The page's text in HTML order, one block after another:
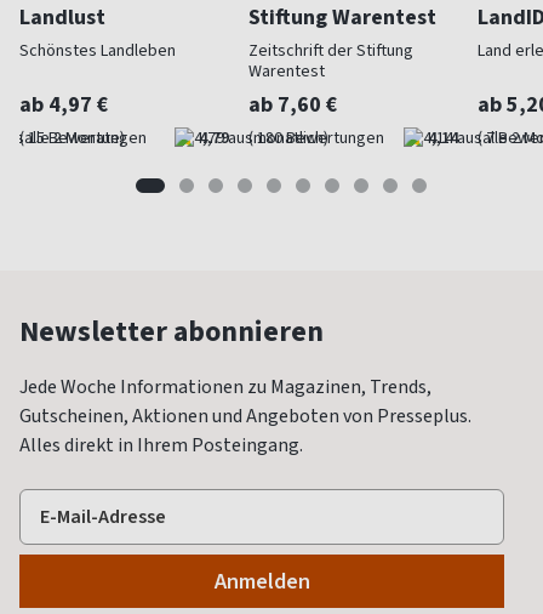
Landlust
Schönstes Landleben
ab 4,97 €
(alle 2 Monate) 4,79
Stiftung Warentest
Zeitschrift der Stiftung
Warentest
ab 7,60 €
(monatlich) 4,14
Land
ab
(alle 2
Newsletter abonnieren
Jede Woche Informationen zu Magazinen, Trends,
Gutscheinen, Aktionen und Angeboten von Presseplus.
Alles direkt in Ihrem Posteingang.